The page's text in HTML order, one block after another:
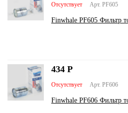
Арт. PF605
Отсутствует
Finwhale PF605 Фильтр
Арт. PF606
Отсутствует
Finwhale PF606 Фильтр
434 Р